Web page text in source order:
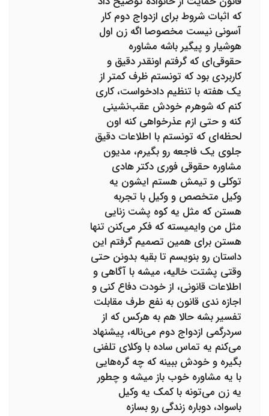
که اثبات شروط برای ازدواج دوم کار
آسونی نیست مخصوصا اگه زن اول
هوشیار و پیگیر باشه مشاوره
حقوقی‌ای که گرفتم اونقدر دقیق و
کاربردی بود که تونستم ظرف کمتر از
یک هفته با تنظیم دادخواست، کاری
کنم که شوهرم خودش عقب‌نشینی
کنه و حتی ازم عذرخواهی کنه اون
لحظه‌ای که تونستم با اطلاعات دقیق
جلوی یک فاجعه رو بگیرم، مدیون
مشاوره حقوقی فوری دکتر هادی
توکلی و تیمش هستم ایشون یه
وکیل متخصص و وکیل با تجربه
هستن که مثل یه کوه پشت زنایی
مثل من وایمیسته که فکر می‌کنن تنها
هستن برای همین تصمیم گرفتم این
داستان رو بنویسم تا بقیه بدونن حتی
وقتی پشتت خالیه، میشه با آگاهی و
اطلاعات قانونی، از خودت دفاع کنی و
اجازه ندی قانون به نفع طرف مقابلت
تفسیر بشه حالا هم به هرکس که از
سردرگمی ازدواج دوم می‌ناله، پیشنهاد
می‌کنم یه تماس ساده با وکلای تلفنی
بگیره و خودش ببینه که چه گره‌هایی
با یه مشاوره خوب باز میشه و چطور
یه زن می‌تونه با کمک یه وکیل
باسواد، دوباره زندگی رو بسازه